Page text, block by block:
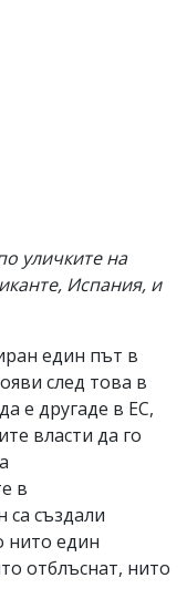
уличките на
Испания, и
един път в
след това в
е другаде в ЕС,
власти да го
в
са създали
нито един
отблъснат, нито